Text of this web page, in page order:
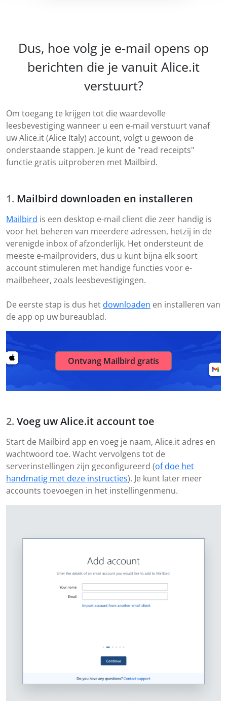
Dus, hoe volg je e-mail opens op
berichten die je vanuit Alice.it
verstuurt?
Om toegang te krijgen tot die waardevolle
leesbevestiging wanneer u een e-mail verstuurt vanaf
uw Alice.it (Alice Italy) account, volgt u gewoon de
onderstaande stappen. Je kunt de "read receipts"
functie gratis uitproberen met Mailbird.
Mailbird downloaden en installeren
Mailbird is een desktop e-mail client die zeer handig is
voor het beheren van meerdere adressen, hetzij in de
verenigde inbox of afzonderlijk. Het ondersteunt de
meeste e-mailproviders, dus u kunt bijna elk soort
account stimuleren met handige functies voor e-
mailbeheer, zoals leesbevestigingen.
De eerste stap is dus het downloaden en installeren van
de app op uw bureaublad.
Ontvang Mailbird gratis
Voeg uw Alice.it account toe
Start de Mailbird app en voeg je naam, Alice.it adres en
wachtwoord toe. Wacht vervolgens tot de
serverinstellingen zijn geconfigureerd (of doe het
handmatig met deze instructies). Je kunt later meer
accounts toevoegen in het instellingenmenu.